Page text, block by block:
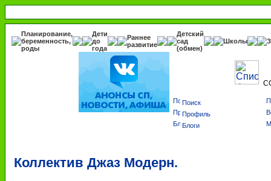
Планирование,
беременность,
роды
Дети
до
года
Раннее
развитие
Детский
сад
(обмен)
Школы
Поиск
Профиль
Блоги
Коллектив Джаз Модерн.